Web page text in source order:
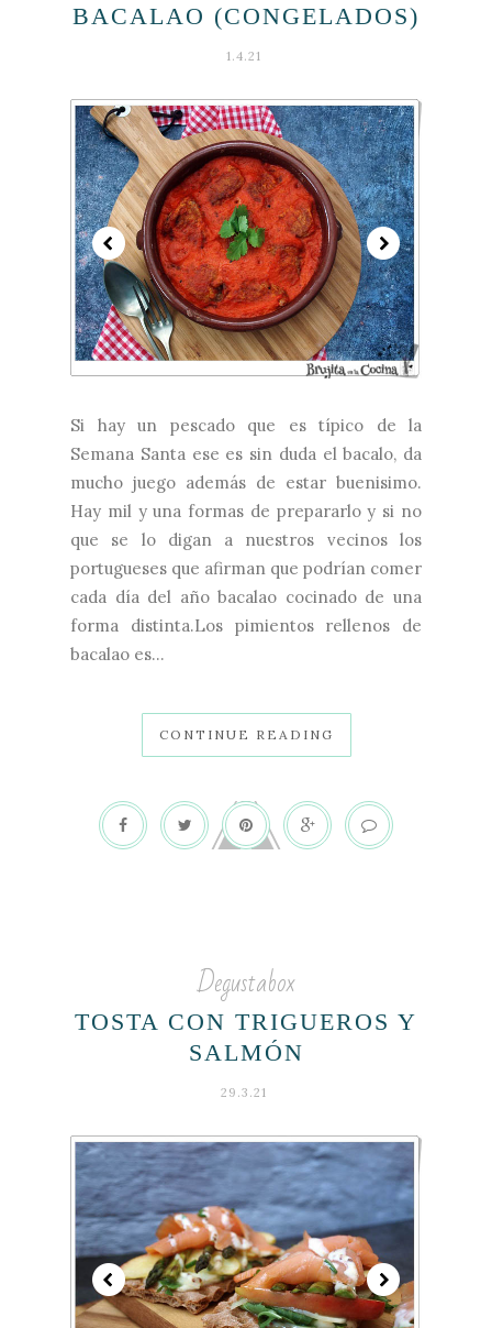
BACALAO (CONGELADOS)
1.4.21
Si hay un pescado que es típico de la
Semana Santa ese es sin duda el bacalo, da
mucho juego además de estar buenisimo.
Hay mil y una formas de prepararlo y si no
que se lo digan a nuestros vecinos los
portugueses que afirman que podrían comer
cada día del año bacalao cocinado de una
forma distinta.Los pimientos rellenos de
bacalao es...
CONTINUE READING
Degustabox
TOSTA CON TRIGUEROS Y
SALMÓN
29.3.21